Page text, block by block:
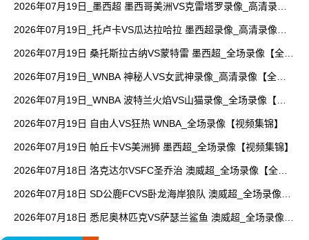
2026年07月19日_墨西超 墨西哥美洲VS克雷塔罗录像_高清录像
2026年07月19日_托卢卡VS瓜达拉哈拉 墨西超录像_高清录像
2026年07月19日 桑托斯拉古纳VS蒙特雷 墨西超_全场录像【全场
2026年07月19日_WNBA 神秘人VS女武神录像_高清录像【全场
2026年07月19日_WNBA 波特兰火焰VS山猫录像_全场录像【高
2026年07月19日 自由人VS狂热 WNBA_全场录像【视频集锦】
2026年07月19日 帕丘卡VS美洲狮 墨西超_全场录像【视频集锦】
2026年07月18日 洛克达尔VSFC圣乔治 澳威超_全场录像【全场
2026年07月18日 SD公鹿FCVS卧龙海岸狼队 澳威超_全场录像
2026年07月18日 悉尼奥林匹克VS萨瑟兰鲨鱼 澳威超_全场录像